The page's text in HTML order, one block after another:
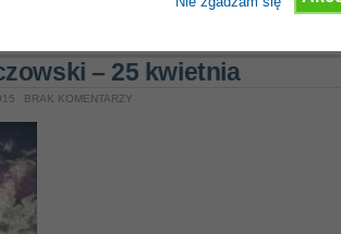
– 25 kwietnia
BRAK KOMENTARZY